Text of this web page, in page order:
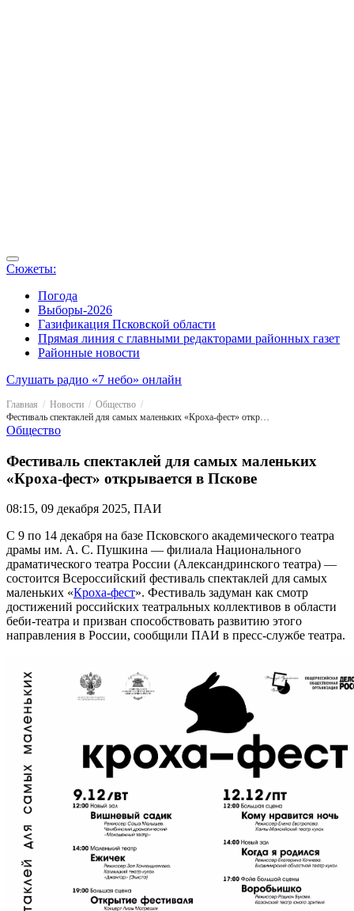
Сюжеты:
Погода
Выборы-2026
Газификация Псковской области
Прямая линия с главными редакторами районных газет
Районные новости
Слушать радио «7 небо» онлайн
Главная Новости
Общество
Фестиваль спектаклей для самых маленьких «Кроха-фест» открывается в Пскове
Общество
Фестиваль спектаклей для самых маленьких
«Кроха-фест» открывается в Пскове
08:15, 09 декабря 2025, ПАИ
С 9 по 14 декабря на базе Псковского академического театра
драмы им. А. С. Пушкина — филиала Национального
драматического театра России (Александринского театра) —
состоится Всероссийский фестиваль спектаклей для самых
маленьких «Кроха-фест». Фестиваль задуман как смотр
достижений российских театральных коллективов в области
беби-театра и призван способствовать развитию этого
направления в России, сообщили ПАИ в пресс-службе театра.